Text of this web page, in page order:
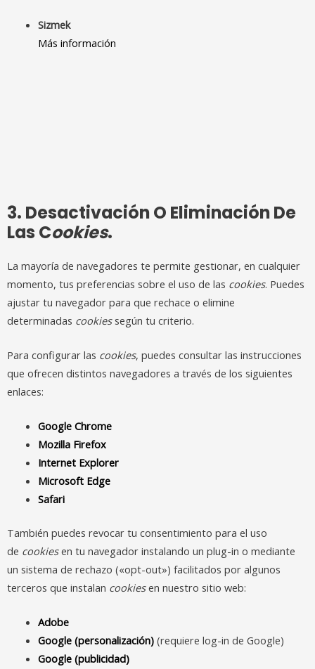
Sizmek
Más información
3. Desactivación O Eliminación De
Las COokies.
La mayoría de navegadores te permite gestionar, en cualquier
momento, tus preferencias sobre el uso de las cookies. Puedes
ajustar tu navegador para que rechace o elimine
determinadas cookiessegún tu criterio.
Para configurar las cookies, puedes consultar las instrucciones
que ofrecen distintos navegadores a través de los siguientes
enlaces:
Google Chrome
Mozilla Firefox
Internet Explorer
Microsoft Edge
Safari
También puedes revocar tu consentimiento para el uso
de cookiesen tu navegador instalando un plug-in o mediante
un sistema de rechazo («opt-out») facilitados por algunos
terceros que instalan cookiesen nuestro sitio web:
Adobe
Google (personalización)(requiere log-in de Google)
Google (publicidad)